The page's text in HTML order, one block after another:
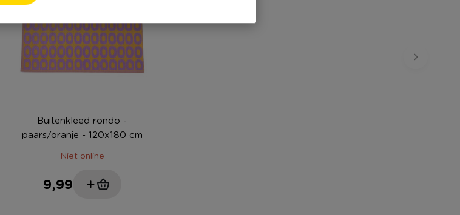
Buitenkleed rondo -
paars/oranje - 120x180 cm
Niet online
9,99